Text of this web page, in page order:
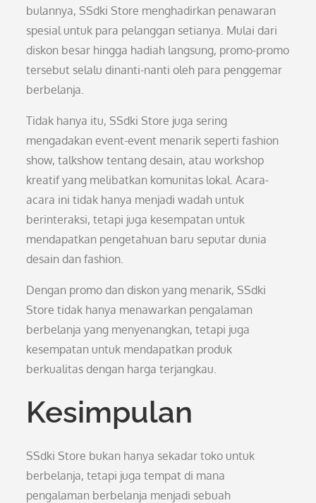
bulannya, SSdki Store menghadirkan penawaran
spesial untuk para pelanggan setianya. Mulai dari
diskon besar hingga hadiah langsung, promo-promo
tersebut selalu dinanti-nanti oleh para penggemar
berbelanja.
Tidak hanya itu, SSdki Store juga sering
mengadakan event-event menarik seperti fashion
show, talkshow tentang desain, atau workshop
kreatif yang melibatkan komunitas lokal. Acara-
acara ini tidak hanya menjadi wadah untuk
berinteraksi, tetapi juga kesempatan untuk
mendapatkan pengetahuan baru seputar dunia
desain dan fashion.
Dengan promo dan diskon yang menarik, SSdki
Store tidak hanya menawarkan pengalaman
berbelanja yang menyenangkan, tetapi juga
kesempatan untuk mendapatkan produk
berkualitas dengan harga terjangkau.
Kesimpulan
SSdki Store bukan hanya sekadar toko untuk
berbelanja, tetapi juga tempat di mana
pengalaman berbelanja menjadi sebuah